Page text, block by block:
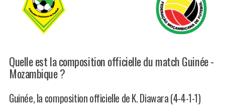
Quelle est la composition officielle du match Guinée -
Mozambique ?
Guinée, la composition officielle de K. Diawara (4-4-1-1)